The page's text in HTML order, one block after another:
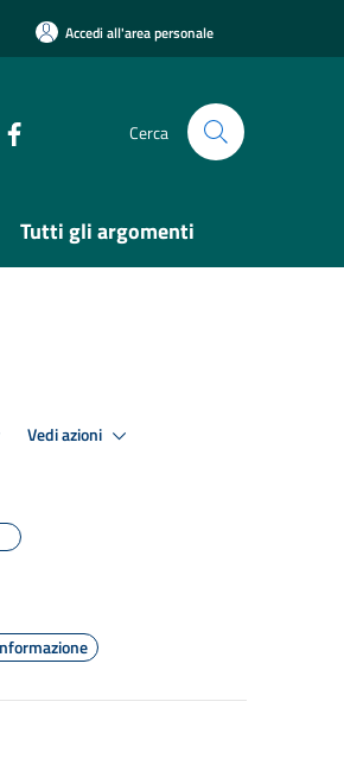
Accedi all'area personale
Cerca
Tutti gli argomenti
Vedi azioni